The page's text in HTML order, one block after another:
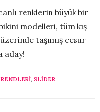
canlı renklerin büyük bir
modelleri, tüm kış
taşımış cesur
aday!
, SLİDER